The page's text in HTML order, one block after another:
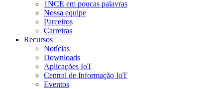
1NCE em poucas palavras
Nossa equipe
Parceiros
Carreiras
Recursos
Notícias
Downloads
Aplicações IoT
Central de Informação IoT
Eventos